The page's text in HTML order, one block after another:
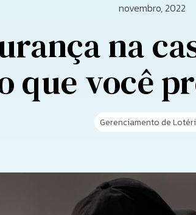
novembro, 2022
na
que você
Gerenciamento de